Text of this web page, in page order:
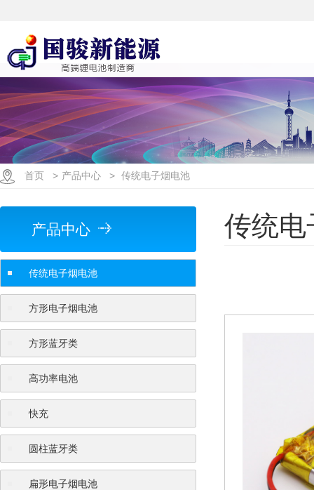
首页 > 产品中心 > 传统电子烟电池
产品中心
传统电子烟电池
方形电子烟电池
方形蓝牙类
高功率电池
快充
圆柱蓝牙类
扁形电子烟电池
传统电